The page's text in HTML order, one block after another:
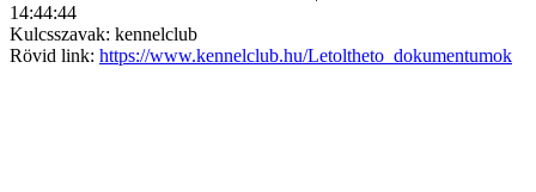
14:44:44
Kulcsszavak: kennelclub
Rövid link: https://www.kennelclub.hu/Letoltheto_dokumentumok